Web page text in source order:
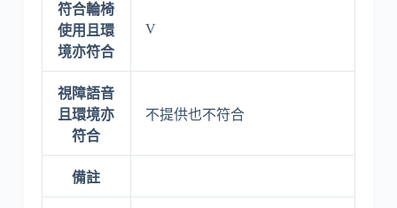
符合輪椅
使用且環
境亦符合
V
視障語音
且環境亦
符合
不提供也不符合
備註